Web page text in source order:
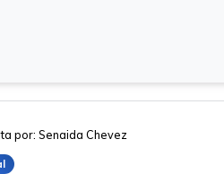
por: Senaida Chevez